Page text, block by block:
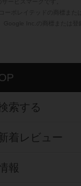
索する
着レビュー
報